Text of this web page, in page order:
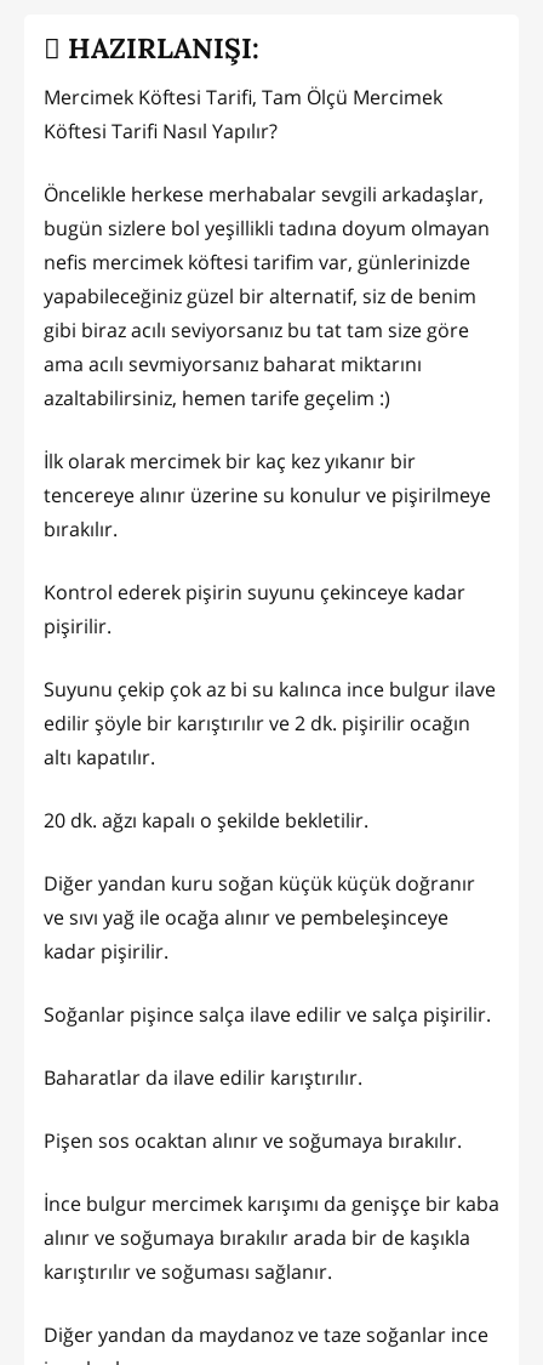
HAZIRLANIŞI:
Mercimek Köftesi Tarifi, Tam Ölçü Mercimek
Köftesi Tarifi Nasıl Yapılır?
Öncelikle herkese merhabalar sevgili arkadaşlar,
bugün sizlere bol yeşillikli tadına doyum olmayan
nefis mercimek köftesi tarifim var, günlerinizde
yapabileceğiniz güzel bir alternatif, siz de benim
gibi biraz acılı seviyorsanız bu tat tam size göre
ama acılı sevmiyorsanız baharat miktarını
azaltabilirsiniz, hemen tarife geçelim :)
İlk olarak mercimek bir kaç kez yıkanır bir
tencereye alınır üzerine su konulur ve pişirilmeye
bırakılır.
Kontrol ederek pişirin suyunu çekinceye kadar
pişirilir.
Suyunu çekip çok az bi su kalınca ince bulgur ilave
edilir şöyle bir karıştırılır ve 2 dk. pişirilir ocağın
altı kapatılır.
20 dk. ağzı kapalı o şekilde bekletilir.
Diğer yandan kuru soğan küçük küçük doğranır
ve sıvı yağ ile ocağa alınır ve pembeleşinceye
kadar pişirilir.
Soğanlar pişince salça ilave edilir ve salça pişirilir.
Baharatlar da ilave edilir karıştırılır.
Pişen sos ocaktan alınır ve soğumaya bırakılır.
İnce bulgur mercimek karışımı da genişçe bir kaba
alınır ve soğumaya bırakılır arada bir de kaşıkla
karıştırılır ve soğuması sağlanır.
Diğer yandan da maydanoz ve taze soğanlar ince